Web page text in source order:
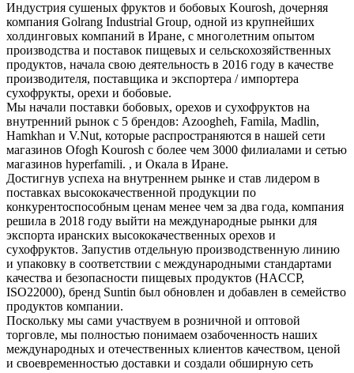
Индустрия сушеных фруктов и бобовых Kourosh, дочерняя
компания Golrang Industrial Group, одной из крупнейших
холдинговых компаний в Иране, с многолетним опытом
производства и поставок пищевых и сельскохозяйственных
продуктов, начала свою деятельность в 2016 году в качестве
производителя, поставщика и экспортера / импортера
сухофрукты, орехи и бобовые.
Мы начали поставки бобовых, орехов и сухофруктов на
внутренний рынок с 5 брендов: Azoogheh, Famila, Madlin,
Hamkhan и V.Nut, которые распространяются в нашей сети
магазинов Ofogh Kourosh с более чем 3000 филиалами и сетью
магазинов hyperfamili. , и Окала в Иране.
Достигнув успеха на внутреннем рынке и став лидером в
поставках высококачественной продукции по
конкурентоспособным ценам менее чем за два года, компания
решила в 2018 году выйти на международные рынки для
экспорта иранских высококачественных орехов и
сухофруктов. Запустив отдельную производственную линию
и упаковку в соответствии с международными стандартами
качества и безопасности пищевых продуктов (HACCP,
ISO22000), бренд Suntin был обновлен и добавлен в семейство
продуктов компании.
Поскольку мы сами участвуем в розничной и оптовой
торговле, мы полностью понимаем озабоченность наших
международных и отечественных клиентов качеством, ценой
и своевременностью доставки и создали обширную сеть